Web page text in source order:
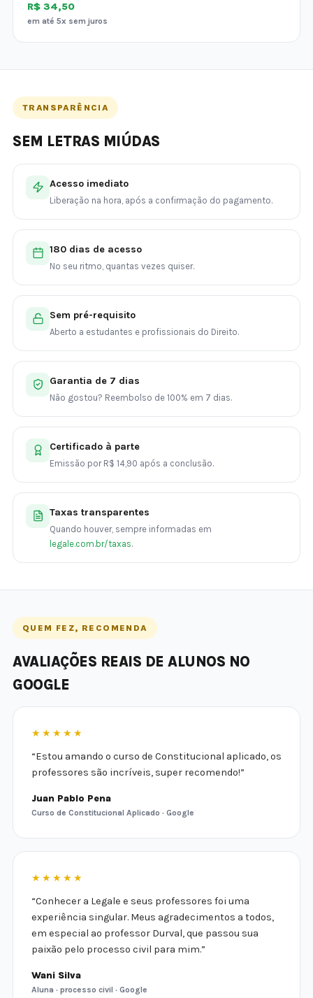
R$ 34,50
em até 5x sem juros
TRANSPARÊNCIA
SEM LETRAS MIÚDAS
Acesso imediato
Liberação na hora, após a confirmação do pagamento.
180 dias de acesso
No seu ritmo, quantas vezes quiser.
Sem pré-requisito
Aberto a estudantes e profissionais do Direito.
Garantia de 7 dias
Não gostou? Reembolso de 100% em 7 dias.
Certificado à parte
Emissão por R$ 14,90 após a conclusão.
Taxas transparentes
Quando houver, sempre informadas em
legale.com.br/taxas.
QUEM FEZ, RECOMENDA
AVALIAÇÕES REAIS DE ALUNOS NO
GOOGLE
★★★★★
“Estou amando o curso de Constitucional aplicado, os
professores são incríveis, super recomendo!”
Juan Pablo Pena
Curso de Constitucional Aplicado · Google
★★★★★
“Conhecer a Legale e seus professores foi uma
experiência singular. Meus agradecimentos a todos,
em especial ao professor Durval, que passou sua
paixão pelo processo civil para mim.”
Wani Silva
Aluna · processo civil · Google